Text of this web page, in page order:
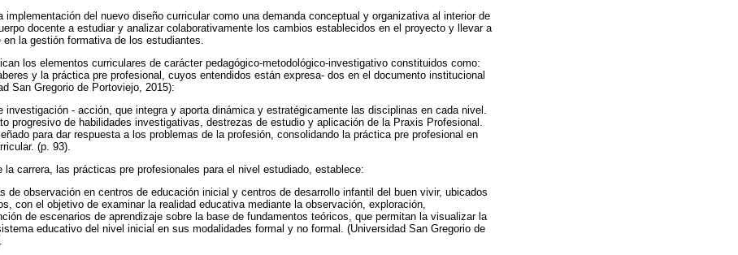
implementación del nuevo diseño curricular como una demanda conceptual y organizativa al interior de
docente a estudiar y analizar colaborativamente los cambios establecidos en el proyecto y llevar a
la gestión formativa de los estudiantes.
los elementos curriculares de carácter pedagógico-metodológico-investigativo constituidos como:
y la práctica pre profesional, cuyos entendidos están expresa- dos en el documento institucional
San Gregorio de Portoviejo, 2015):
investigación - acción, que integra y aporta dinámica y estratégicamente las disciplinas en cada nivel.
progresivo de habilidades investigativas, destrezas de estudio y aplicación de la Praxis Profesional.
para dar respuesta a los problemas de la profesión, consolidando la práctica pre profesional en
(p. 93).
la carrera, las prácticas pre profesionales para el nivel estudiado, establece:
de observación en centros de educación inicial y centros de desarrollo infantil del buen vivir, ubicados
con el objetivo de examinar la realidad educativa mediante la observación, exploración,
de escenarios de aprendizaje sobre la base de fundamentos teóricos, que permitan la visualizar la
educativo del nivel inicial en sus modalidades formal y no formal. (Universidad San Gregorio de